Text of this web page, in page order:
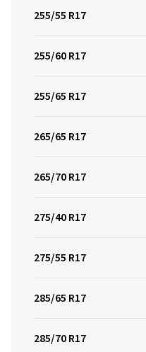
255/55 R17
255/60 R17
255/65 R17
265/65 R17
265/70 R17
275/40 R17
275/55 R17
285/65 R17
285/70 R17